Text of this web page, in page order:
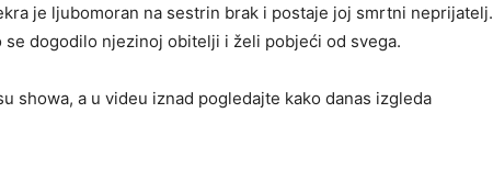
je ljubomoran na sestrin brak i postaje joj smrtni neprijatelj.
dogodilo njezinoj obitelji i želi pobjeći od svega.
showa, a u videu iznad pogledajte kako danas izgleda